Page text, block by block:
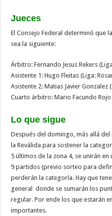
Jueces
El Consejo Federal determinó que
sea la siguiente:
Árbitro: Fernando Jesus Rekers
Asistente 1: Hugo Fleitas (Liga:
Asistente 2: Matias Javier Gonzalez
Cuarto árbitro: Mario Facundo Rojo
Lo que sigue
Después del domingo, más allá
la Reválida para sostener la
5 últimos de la zona 4, se unirán en
9 partidos (previo sorteo para
perderán la categoría. Hay que
general donde se sumarán los
regular. Por ende los que estarán
importantes.